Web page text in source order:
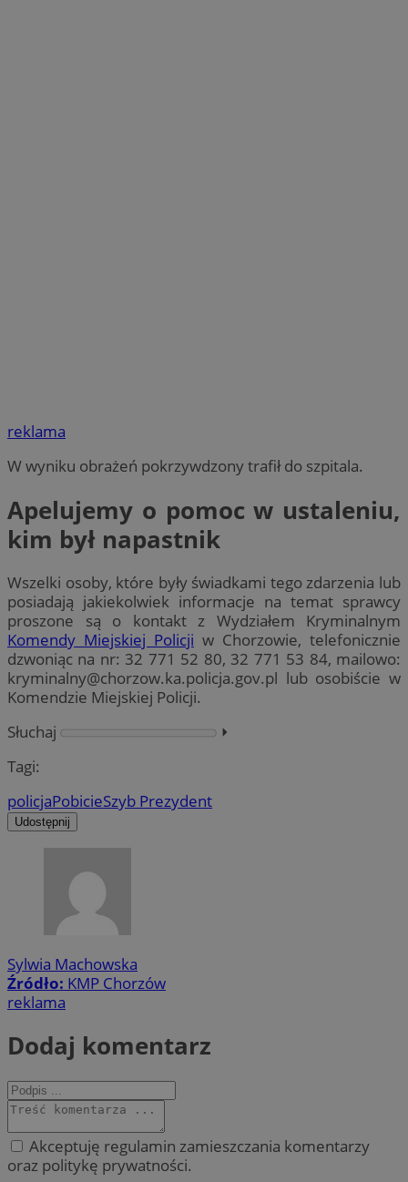
reklama
W wyniku obrażeń pokrzywdzony trafił do szpitala.
Apelujemy o pomoc w ustaleniu,
kim był napastnik
Wszelki osoby, które były świadkami tego zdarzenia lub
posiadają jakiekolwiek informacje na temat sprawcy
proszone są o kontakt z Wydziałem Kryminalnym
Komendy Miejskiej Policji w Chorzowie, telefonicznie
dzwoniąc na nr: 32 771 52 80, 32 771 53 84, mailowo:
kryminalny@chorzow.ka.policja.gov.pl lub osobiście w
Komendzie Miejskiej Policji.
Słuchaj
⏵︎
Tagi:
policjaPobicieSzyb Prezydent
Udostępnij
Sylwia Machowska
Źródło: KMP Chorzów
reklama
Dodaj komentarz
Akceptuję regulamin zamieszczania komentarzy
oraz politykę prywatności.